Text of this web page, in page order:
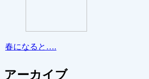
春になると….
アーカイブ